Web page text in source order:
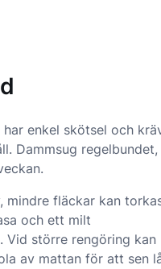
har enkel skötsel och
Dammsug regelbundet,
mindre fläckar kan
och ett milt
Vid större rengöring kan
av mattan för att sen